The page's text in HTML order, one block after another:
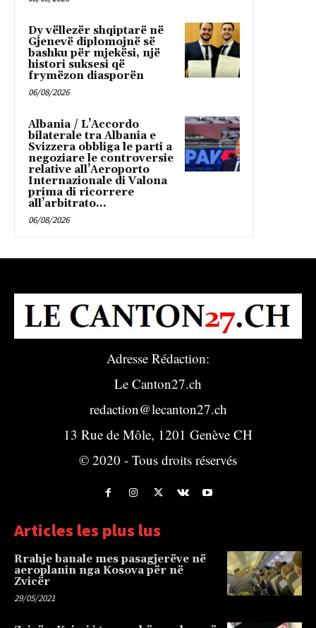
Dy vëllezër shqiptarë në
Gjenevë diplomojnë së
bashku për mjekësi, një
histori suksesi që
frymëzon diasporën
06/08/2026
Albania / L’Accordo
bilaterale tra Albania e
Svizzera obbliga le parti a
negoziare le controversie
relative all’Aeroporto
Internazionale di Valona
prima di ricorrere
all’arbitrato...
06/08/2026
Adresse Rédaction:
Le Canton27.ch
redaction@lecanton27.ch
13 Rue de Môle, 1201 Genève CH
© 2020 - Tous droits réservés
Articles les plus lus
Rrahje banale mes pasagjerëve në
aeroplanin nga Kosova për në
Zvicër
29/05/2021